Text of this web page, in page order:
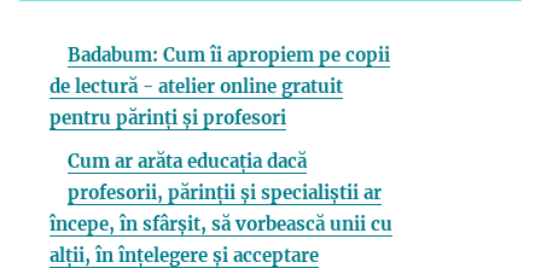
Badabum: Cum îi apropiem pe copii
de lectură - atelier online gratuit
pentru părinți și profesori
Cum ar arăta educația dacă
profesorii, părinții și specialiștii ar
începe, în sfârșit, să vorbească unii cu
alții, în înțelegere și acceptare